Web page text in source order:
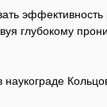
глубокому